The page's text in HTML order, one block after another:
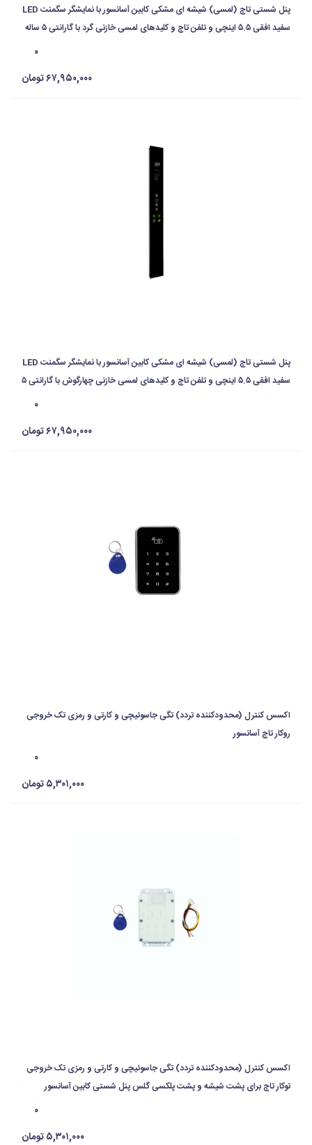
پنل شستی تاچ (لمسی) شیشه ای مشکی کابین آسانسور با نمایشگر سگمنت LED
سفید افقی ۵.۵ اینچی و تلفن تاچ و کلیدهای لمسی خازنی گرد با گارانتی ۵ ساله
۰
۶۷,۹۵۰,۰۰۰ تومان
پنل شستی تاچ (لمسی) شیشه ای مشکی کابین آسانسور با نمایشگر سگمنت LED
سفید افقی ۵.۵ اینچی و تلفن تاچ و کلیدهای لمسی خازنی چهارگوش با گارانتی ۵
۰
۶۷,۹۵۰,۰۰۰ تومان
اکسس کنترل (محدودکننده تردد) تگی جاسوئیچی و کارتی و رمزی تک خروجی
روکار تاچ آسانسور
۰
۵,۳۰۱,۰۰۰ تومان
اکسس کنترل (محدودکننده تردد) تگی جاسوئیچی و کارتی و رمزی تک خروجی
توکار تاچ برای پشت شیشه و پشت پلکسی گلس پنل شستی کابین آسانسور
۰
۵,۳۰۱,۰۰۰ تومان